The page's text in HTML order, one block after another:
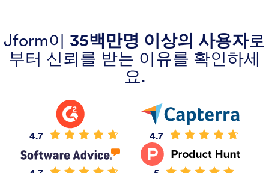
Jform이 35백만명 이상의 사용자로
부터 신뢰를 받는 이유를 확인하세
요.
4.7 4.7